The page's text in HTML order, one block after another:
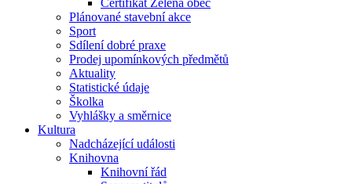
Certifikát Zelená obec
Plánované stavební akce
Sport
Sdílení dobré praxe
Prodej upomínkových předmětů
Aktuality
Statistické údaje
Školka
Vyhlášky a směrnice
Kultura
Nadcházející události
Knihovna
Knihovní řád